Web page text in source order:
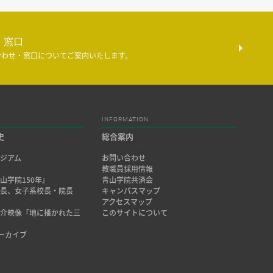
窓口
せ・窓口についてご案内いたします。
アム
学院150年』
、女子系校長・院長
映像「地に播かれた三
カイブ
INFORMATION
総合案内
お問い合わせ
教職員採用情報
青山学院共済会
キャンパスマップ
アクセスマップ
このサイトについて